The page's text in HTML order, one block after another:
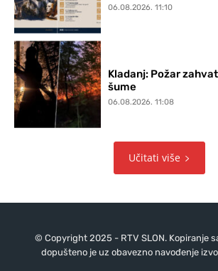
06.08.2026. 11:10
Kladanj: Požar
šume
06.08.2026. 11:08
Učitati više
© Copyright 2025 - RTV SLON. Kopiranje
dopušteno je uz obavezno navođenje